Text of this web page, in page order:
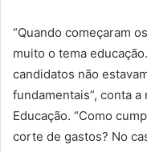
“Quando começaram
muito o tema
candidatos não
fundamentais”, conta
Educação. “Como
corte de gastos? No